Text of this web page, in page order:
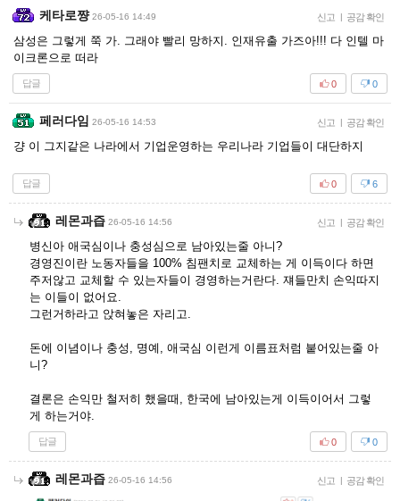
케타로쨩 26-05-16 14:49 신고 | 공감 확인
삼성은 그렇게 쭉 가. 그래야 빨리 망하지. 인재유출 가즈아!!! 다 인텔 마
이크론으로 떠라
답글 0
0
페러다임 26-05-16 14:53 신고 | 공감 확인
걍 이 그지같은 나라에서 기업운영하는 우리나라 기업들이 대단하지
답글 6
0
레몬과즙 26-05-16 14:56 신고 | 공감 확인
병신아 애국심이나 충성심으로 남아있는줄 아니?
경영진이란 노동자들을 100% 침팬치로 교체하는 게 이득이다 하면
주저않고 교체할 수 있는자들이 경영하는거란다. 쟤들만치 손익따지
는 이들이 없어요.
그런거하라고 앉혀놓은 자리고.
돈에 이념이나 충성, 명예, 애국심 이런게 이름표처럼 붙어있는줄 아
니?
결론은 손익만 철저히 했을때, 한국에 남아있는게 이득이어서 그렇
게 하는거야.
답글 0
0
레몬과즙 26-05-16 14:56 신고 | 공감 확인